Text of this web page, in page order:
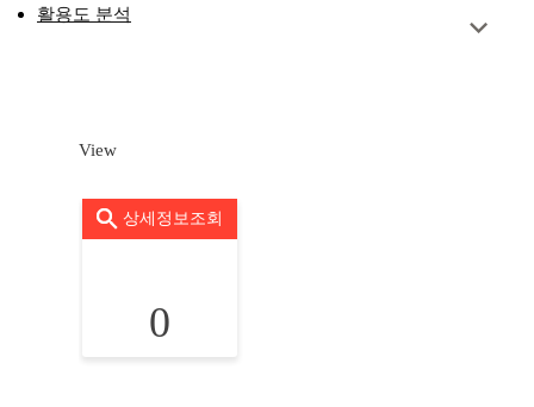
활용도 분석
View
상세정보조회
0